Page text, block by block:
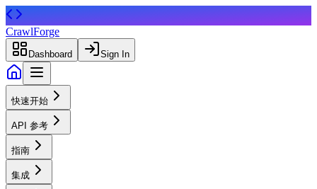
CrawlForge
Dashboard Sign In
快速开始
API 参考
指南
集成